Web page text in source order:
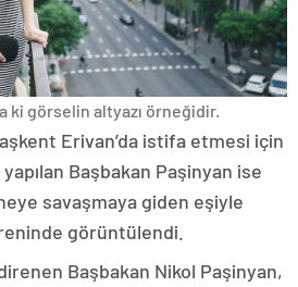
ki görselin altyazı örneğidir.
Erivan’da istifa etmesi için
Başbakan Paşinyan ise
savaşmaya giden eşiyle
görüntülendi.
Başbakan Nikol Paşinyan,